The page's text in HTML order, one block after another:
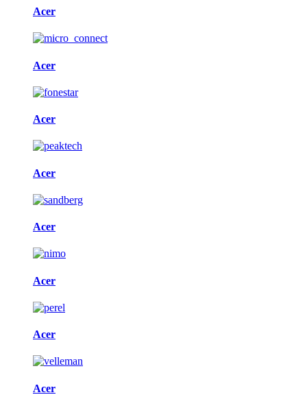
Acer
Acer
Acer
Acer
Acer
Acer
Acer
Acer